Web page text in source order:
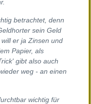
betrachtet, denn
sein Geld
er ja Zinsen und
Papier, als
gibt also auch
weg - an einen
wichtig für